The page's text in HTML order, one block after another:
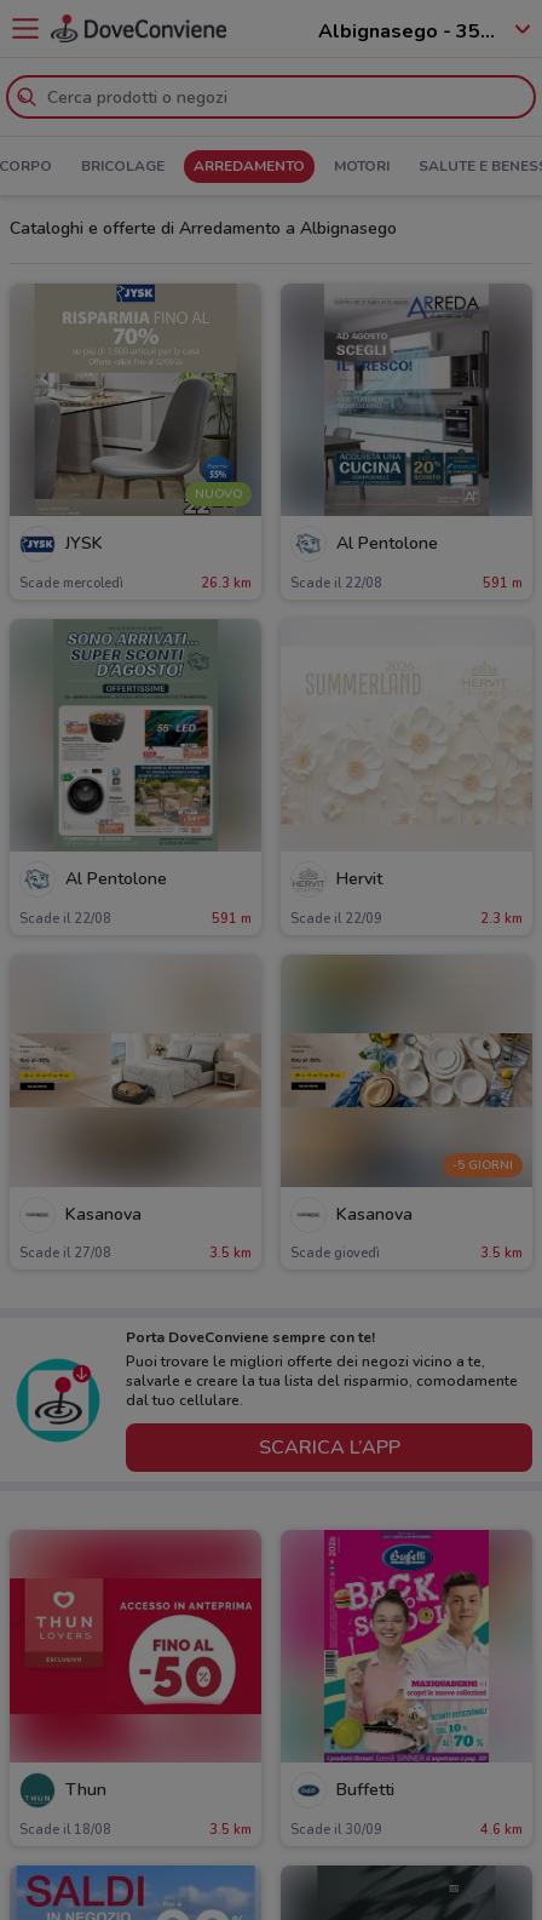
Albignasego - 35020
BRICOLAGE ARREDAMENTO MOTORI SALUTE E
Cataloghi e offerte di Arredamento a Albignasego
NUOVO
JYSK
Scade mercoledì 26.3 km
Al Pentolone
Scade il 22/08 591 m
Al Pentolone
Scade il 22/08 591 m
Hervit
Scade il 22/09 2.3 km
Kasanova
Scade il 27/08 3.5 km
-5 GIORNI
Kasanova
Scade giovedì 3.5 km
Porta DoveConviene sempre con te!
Puoi trovare le migliori offerte dei negozi vicino a te,
salvarle e creare la tua lista del risparmio, comodamente
dal tuo cellulare.
SCARICA L’APP
Thun
Scade il 18/08 3.5 km
Buffetti
Scade il 30/09 4.6 km